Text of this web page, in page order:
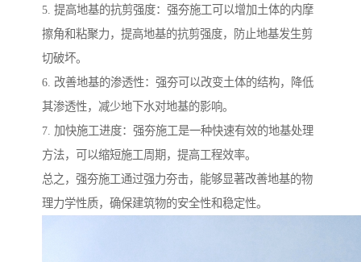
5. 提高地基的抗剪强度：强夯施工可以增加土体的内摩
擦角和粘聚力，提高地基的抗剪强度，防止地基发生剪
切破坏。
6. 改善地基的渗透性：强夯可以改变土体的结构，降低
其渗透性，减少地下水对地基的影响。
7. 加快施工进度：强夯施工是一种快速有效的地基处理
方法，可以缩短施工周期，提高工程效率。
总之，强夯施工通过强力夯击，能够显著改善地基的物
理力学性质，确保建筑物的安全性和稳定性。